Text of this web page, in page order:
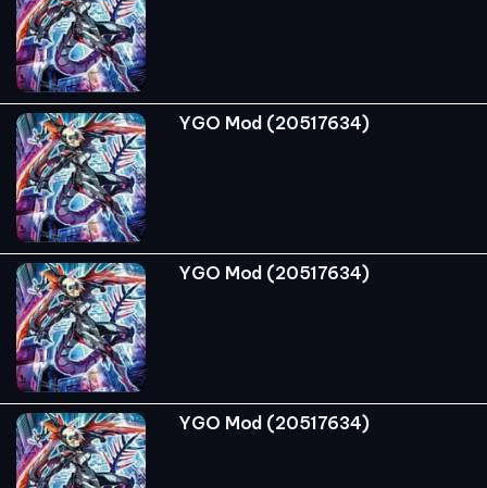
YGO Mod (20517634)
YGO Mod (20517634)
YGO Mod (20517634)